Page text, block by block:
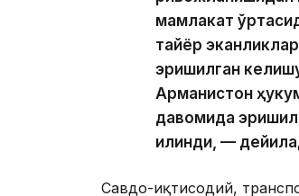
мамлакат
тайёр
эришилган
Арманистон
давомида
қилинди, —
Савдо-иқтисодий,